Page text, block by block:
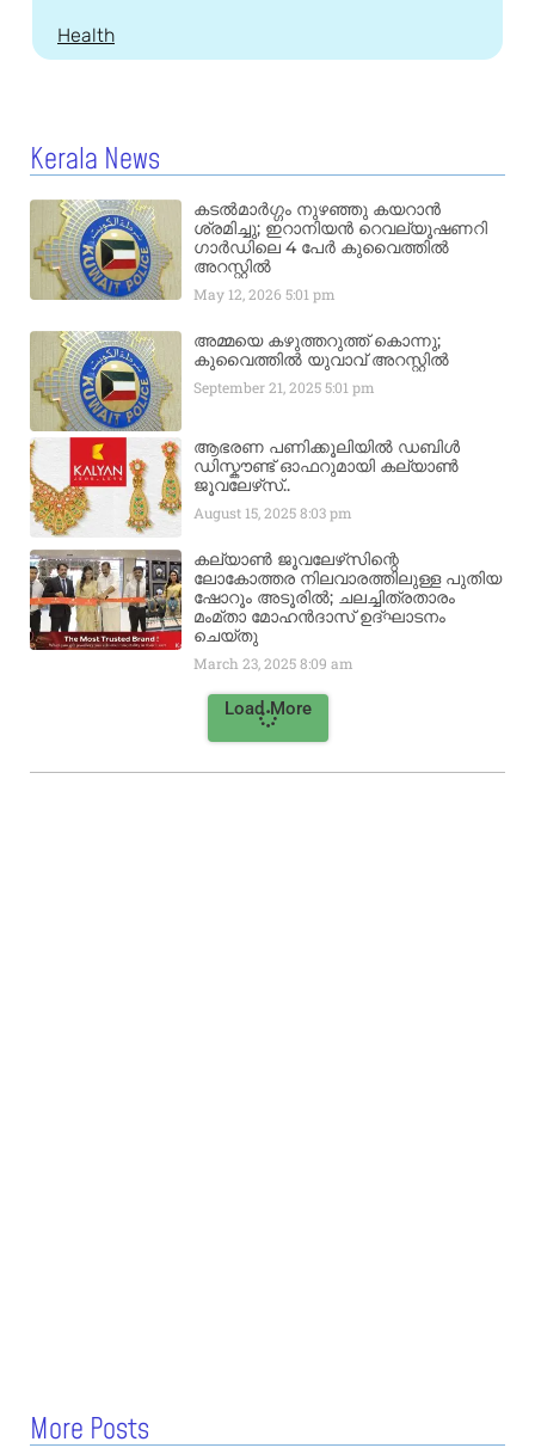
Health
Kerala News
കടൽമാർഗ്ഗം നുഴഞ്ഞു കയറാൻ
ശ്രമിച്ചു; ഇറാനിയൻ റെവല്യൂഷണറി
ഗാർഡിലെ 4 പേർ കുവൈത്തിൽ
അറസ്റ്റിൽ
May 12, 20265:01 pm
അമ്മയെ കഴുത്തറുത്ത് കൊന്നു;
കുവൈത്തിൽ യുവാവ് അറസ്റ്റിൽ
September 21, 20255:01 pm
ആഭരണ പണിക്കൂലിയിൽ ഡബിൾ
ഡിസ്കൗണ്ട് ഓഫറുമായി കല്യാൺ
ജൂവലേഴ്‌സ്..
August 15, 20258:03 pm
കല്യാൺ ജൂവലേഴ്‌സിന്റെ
ലോകോത്തര നിലവാരത്തിലുള്ള പുതിയ
ഷോറൂം അടൂരിൽ; ചലച്ചിത്രതാരം
മംമ്താ മോഹൻദാസ് ഉദ്ഘാടനം
ചെയ്‌തു
March 23, 20258:09 am
Load More
More Posts